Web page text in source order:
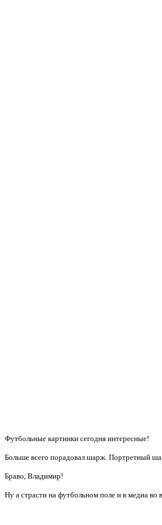
Футбольные картинки сегодня интересные!
Больше всего порадовал шарж. Портретный
Браво, Владимир!
Ну а страсти на футбольном поле и в медиа